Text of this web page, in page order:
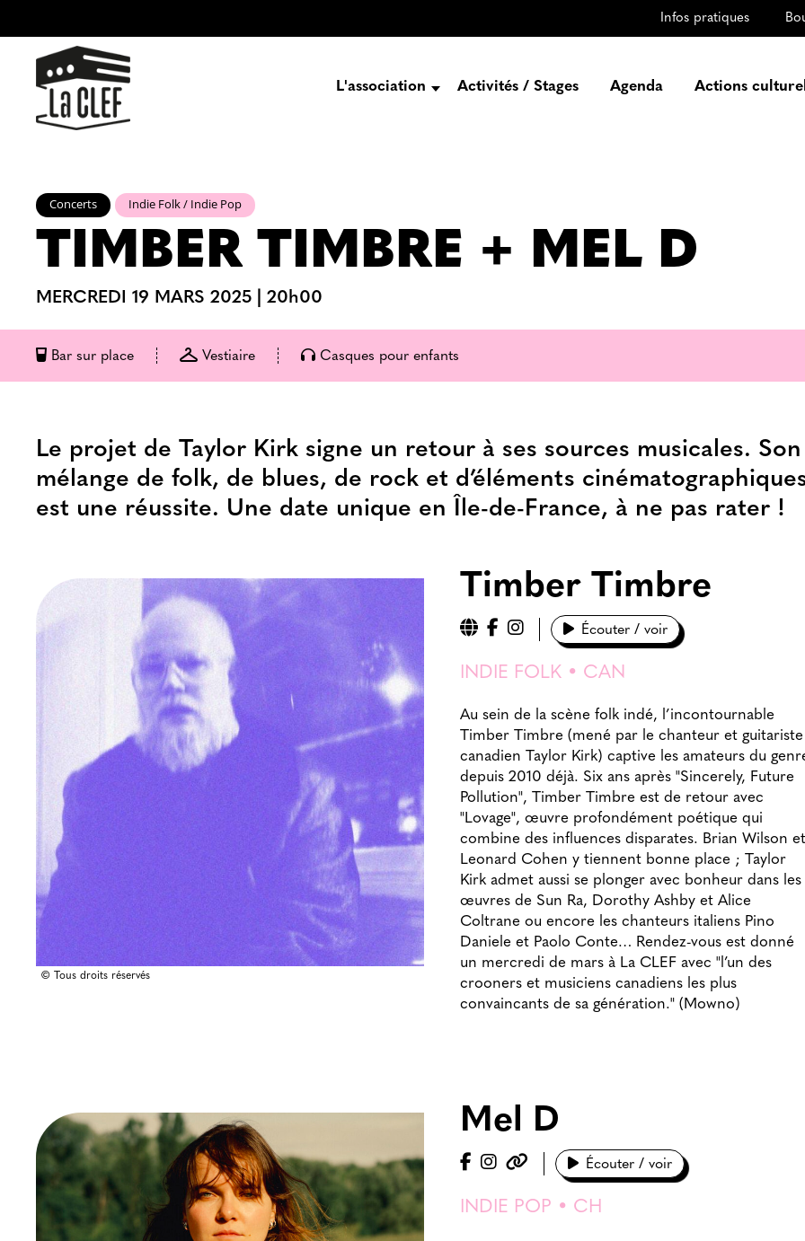
Infos pratiques
L'association
Engagez-vous
Activités / Stages Agenda Actions
Concerts Indie Folk / Indie Pop
TIMBER TIMBRE + MEL D
MERCREDI 19 MARS 2025 20h00
Bar sur place Vestiaire Casques pour enfants
Le projet de Taylor Kirk signe un retour à ses sources musicales. Son
mélange de folk, de blues, de rock et d’éléments
est une réussite. Une date unique en Île-de-France, à ne pas rater !
© Tous droits réservés
Timber Timbre
Écouter / voir
INDIE FOLK • CAN
Au sein de la scène folk indé, l’incontournable
Timber Timbre (mené par le chanteur et guitariste
canadien Taylor Kirk) captive les amateurs du
depuis 2010 déjà. Six ans après "Sincerely, Future
Pollution", Timber Timbre est de retour avec
"Lovage", œuvre profondément poétique qui
combine des influences disparates. Brian Wilson et
Leonard Cohen y tiennent bonne place ; Taylor
Kirk admet aussi se plonger avec bonheur dans les
œuvres de Sun Ra, Dorothy Ashby et Alice
Coltrane ou encore les chanteurs italiens Pino
Daniele et Paolo Conte… Rendez-vous est donné
un mercredi de mars à La CLEF avec "l’un des
crooners et musiciens canadiens les plus
convaincants de sa génération." (Mowno)
Mel D
Écouter / voir
INDIE POP • CH